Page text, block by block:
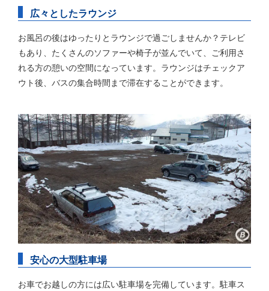
広々としたラウンジ
お風呂の後はゆったりとラウンジで過ごしませんか？テレビ
もあり、たくさんのソファーや椅子が並んでいて、ご利用さ
れる方の憩いの空間になっています。ラウンジはチェックア
ウト後、バスの集合時間まで滞在することができます。
安心の大型駐車場
お車でお越しの方には広い駐車場を完備しています。駐車ス